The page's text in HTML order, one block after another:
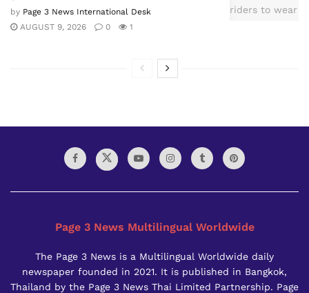
by Page 3 News International Desk
AUGUST 9, 2026
0 1
Page 3 News Multilingual Worldwide
The Page 3 News is a Multilingual Worldwide daily
newspaper founded in 2021. It is published in Bangkok,
Thailand by the Page 3 News Thai Limited Partnership. Page